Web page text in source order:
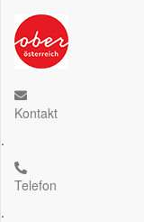
Kontakt
.
Telefon
.